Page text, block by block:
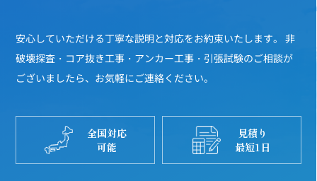
安心していただける丁寧な説明と対応をお約束いたします。
非
破壊探査・コア抜き工事・アンカー工事・引張試験のご相談が
ございましたら、お気軽にご連絡ください。
全国対応
可能
見積り
最短1日